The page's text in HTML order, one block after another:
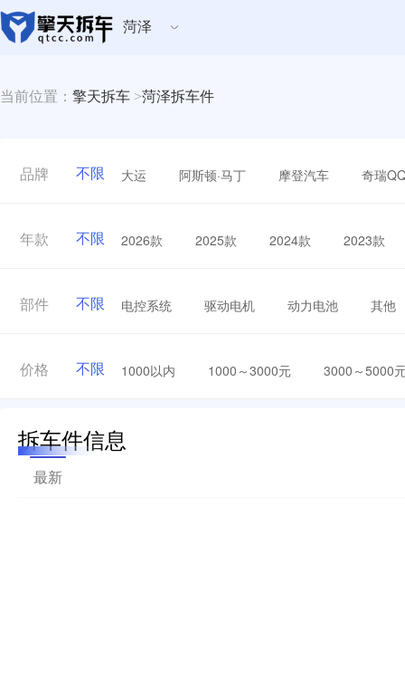
菏泽
当前位置： 擎天拆车 >菏泽拆车件
品牌 不限 大运 阿斯顿·马丁 摩登汽车 奇瑞
年款 不限 2026款 2025款 2024款 2023款
部件 不限 电控系统 驱动电机 动力电池 其他
价格 不限 1000以内 1000～3000元 3000～5000
拆车件信息
最新